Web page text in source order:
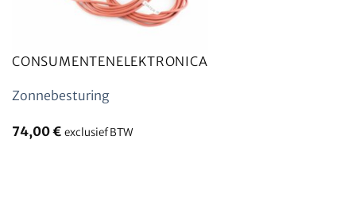
CONSUMENTENELEKTRONICA
Zonnebesturing
74,00€ exclusief BTW